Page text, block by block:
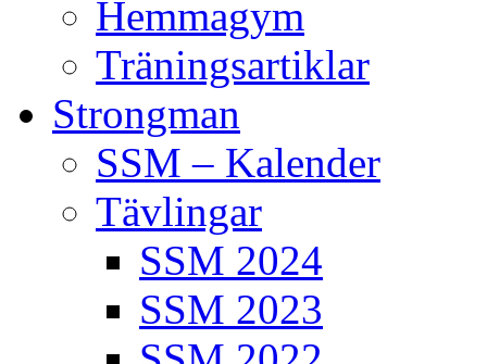
Hemmagym
Träningsartiklar
Strongman
SSM – Kalender
Tävlingar
SSM 2024
SSM 2023